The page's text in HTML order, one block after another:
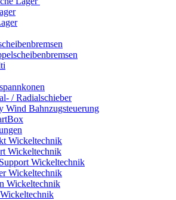
/ Radialschieber
Wind Bahnzugsteuerung
Wickeltechnik
Wickeltechnik
Wickeltechnik
Wickeltechnik
Wickeltechnik